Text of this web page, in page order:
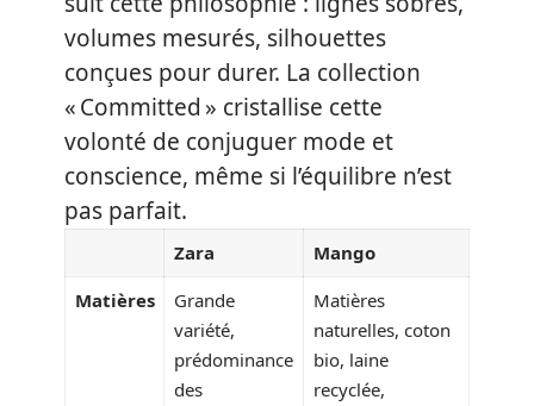
volumes mesurés, silhouettes
conçues pour durer. La collection
« Committed » cristallise cette
volonté de conjuguer mode et
conscience, même si l’équilibre n’est
pas parfait.
Zara
Mango
Matières
Grande
variété,
prédominance
des
Matières
naturelles, coton
bio, laine
recyclée,